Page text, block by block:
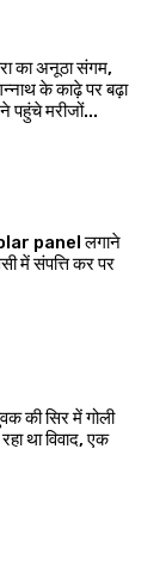
का अनूठा संगम,
के काढ़े पर बढ़ा
पहुंचे मरीजों...
panel लगाने
में संपत्ति कर पर
की सिर में गोली
था विवाद, एक